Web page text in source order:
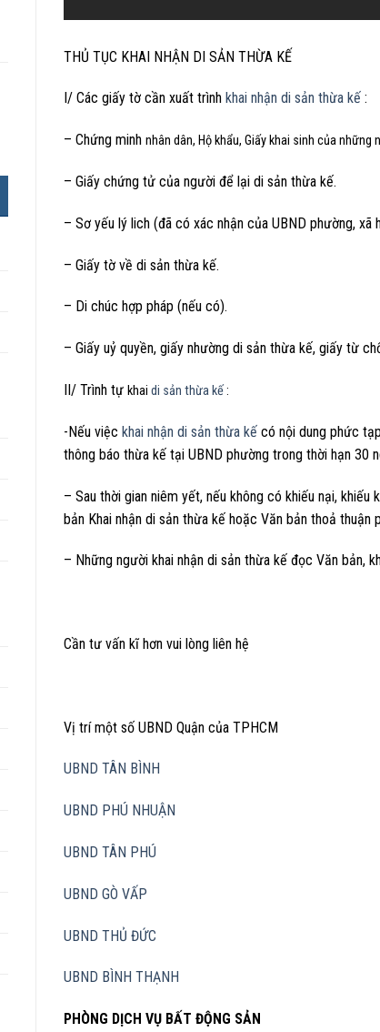
THỦ TỤC KHAI NHẬN DI SẢN THỪA KẾ
I/ Các giấy tờ cần xuất trình khai nhận di sản thừa kế :
– Chứng minh nhân dân, Hộ khẩu, Giấy khai sinh của những
– Giấy chứng tử của người để lại di sản thừa kế.
– Sơ yếu lý lich (đã có xác nhận của UBND phường, xã
– Giấy tờ về di sản thừa kế.
– Di chúc hợp pháp (nếu có).
– Giấy uỷ quyền, giấy nhường di sản thừa kế, giấy từ
II/ Trình tự khai di sản thừa kế:
-Nếu việc khai nhận di sản thừa kế có nội dung phức
thông báo thừa kế tại UBND phường trong thời hạn 30
– Sau thời gian niêm yết, nếu không có khiếu nại,
bản Khai nhận di sản thừa kế hoặc Văn bản thoả thuận
– Những người khai nhận di sản thừa kế đọc Văn bản,
Cần tư vấn kĩ hơn vui lòng liên hệ
Vị trí một số UBND Quận của TPHCM
UBND TÂN BÌNH
UBND PHÚ NHUẬN
UBND TÂN PHÚ
UBND GÒ VẤP
UBND THỦ ĐỨC
UBND BÌNH THẠNH
PHÒNG DỊCH VỤ BẤT ĐỘNG SẢN